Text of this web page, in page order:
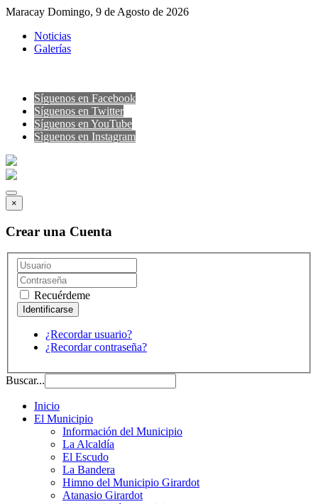
Maracay Domingo, 9 de Agosto de 2026
Noticias
Galerías
Síguenos en Facebook
Síguenos en Twitter
Síguenos en YouTube
Sìguenos en Instagram
×
Crear una Cuenta
Recuérdeme
¿Recordar usuario?
¿Recordar contraseña?
Buscar...
Inicio
El Municipio
Información del Municipio
La Alcaldía
El Escudo
La Bandera
Himno del Municipio Girardot
Atanasio Girardot